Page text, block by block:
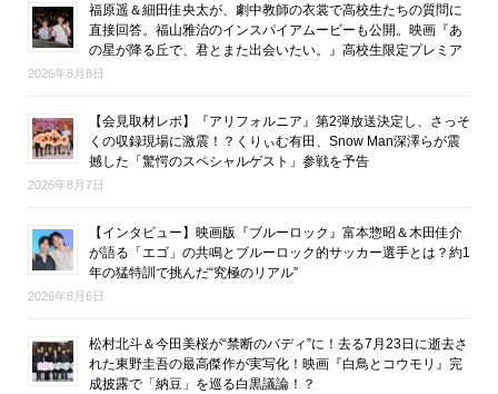
福原遥＆細田佳央太が、劇中教師の衣裳で高校生たちの質問に
直接回答。福山雅治のインスパイアムービーも公開。映画『あ
の星が降る丘で、君とまた出会いたい。』高校生限定プレミア
2026年8月8日
【会見取材レポ】『アリフォルニア』第2弾放送決定し、さっそ
くの収録現場に激震！？くりぃむ有田、Snow Man深澤らが震
撼した「驚愕のスペシャルゲスト」参戦を予告
2026年8月7日
【インタビュー】映画版『ブルーロック』富本惣昭＆木田佳介
が語る「エゴ」の共鳴とブルーロック的サッカー選手とは？約1
年の猛特訓で挑んだ“究極のリアル”
2026年8月6日
松村北斗＆今田美桜が“禁断のバディ”に！去る7月23日に逝去さ
れた東野圭吾の最高傑作が実写化！映画『白鳥とコウモリ』完
成披露で「納豆」を巡る白黒議論！？